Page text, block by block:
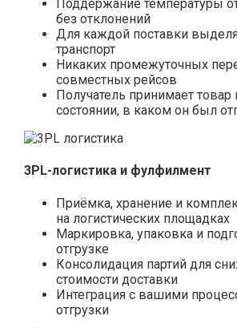
Поддержание температуры
без отклонений
Для каждой поставки
транспорт
Никаких промежуточных
совместных рейсов
Получатель принимает
состоянии, в каком он был
3PL-логистика и фулфилмент
Приёмка, хранение и
на логистических площадках
Маркировка, упаковка и
отгрузке
Консолидация партий для
стоимости доставки
Интеграция с вашими
отгрузки